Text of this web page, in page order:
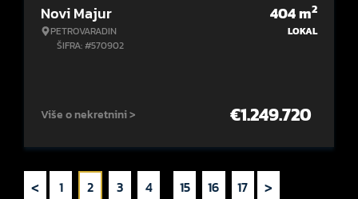
Novi Majur
PETROVARADIN
ŠIFRA: #570902
404m2
LOKAL
Više o nekretnini > €1.249.720
< 1 2 3 4 15 16 17 >